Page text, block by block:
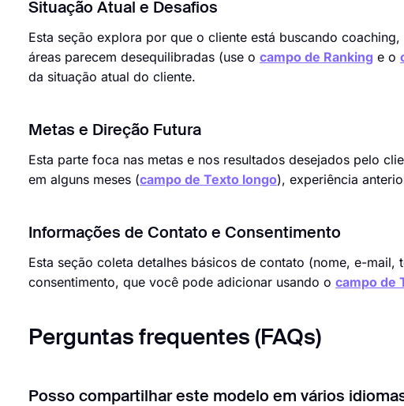
Situação Atual e Desafios
Esta seção explora por que o cliente está buscando
áreas parecem desequilibradas (use o campo de Ranking e o
da situação atual do cliente.
Metas e Direção Futura
Esta parte foca nas metas e nos resultados desejados pelo
em alguns meses (campo de Texto longo), experiência
Informações de Contato e Consentimento
Esta seção coleta detalhes básicos de contato (nome, e-
consentimento, que você pode adicionar usando o campo de
Perguntas frequentes (FAQs)
Posso compartilhar este modelo em vários